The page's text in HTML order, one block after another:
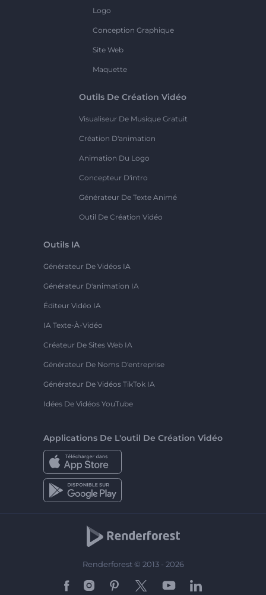
Logo
Conception Graphique
Site Web
Maquette
Outils De Création Vidéo
Visualiseur De Musique Gratuit
Création D'animation
Animation Du Logo
Concepteur D'intro
Générateur De Texte Animé
Outil De Création Vidéo
Outils IA
Générateur De Vidéos IA
Générateur D'animation IA
Éditeur Vidéo IA
IA Texte-À-Vidéo
Créateur De Sites Web IA
Générateur De Noms D'entreprise
Générateur De Vidéos TikTok IA
Idées De Vidéos YouTube
Applications De L'outil De Création Vidéo
Renderforest © 2013 - 2026